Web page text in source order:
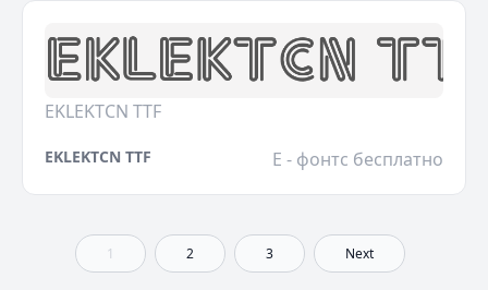
EKLEKTCN TTF
EKLEKTCN TTF E - фонтс бесплатно
1 2 3 Next